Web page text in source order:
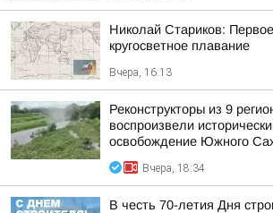
Николай Стариков:
кругосветное плавание
Вчера, 16:13
Реконструкторы из 9
воспроизвели
освобождение Южного
Вчера, 18:34
В честь 70-летия Дня